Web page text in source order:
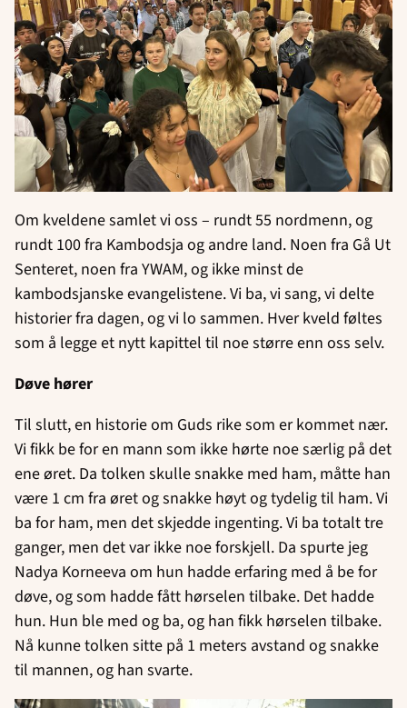
Om kveldene samlet vi oss – rundt 55 nordmenn, og
rundt 100 fra Kambodsja og andre land. Noen fra Gå Ut
Senteret, noen fra YWAM, og ikke minst de
kambodsjanske evangelistene. Vi ba, vi sang, vi delte
historier fra dagen, og vi lo sammen. Hver kveld føltes
som å legge et nytt kapittel til noe større enn oss selv.
Døve hører
Til slutt, en historie om Guds rike som er kommet nær.
Vi fikk be for en mann som ikke hørte noe særlig på det
ene øret. Da tolken skulle snakke med ham, måtte han
være 1 cm fra øret og snakke høyt og tydelig til ham. Vi
ba for ham, men det skjedde ingenting. Vi ba totalt tre
ganger, men det var ikke noe forskjell. Da spurte jeg
Nadya Korneeva om hun hadde erfaring med å be for
døve, og som hadde fått hørselen tilbake. Det hadde
hun. Hun ble med og ba, og han fikk hørselen tilbake.
Nå kunne tolken sitte på 1 meters avstand og snakke
til mannen, og han svarte.